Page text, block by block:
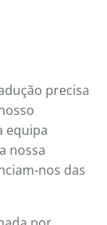
precisa
equipa
nossa
nos das